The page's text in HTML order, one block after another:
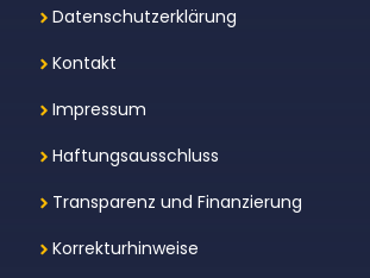
Datenschutzerklärung
Kontakt
Impressum
Haftungsausschluss
Transparenz und Finanzierung
Korrekturhinweise